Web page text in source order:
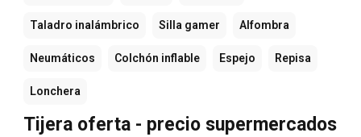
Taladro inalámbrico Silla gamer Alfombra
Neumáticos Colchón inflable Espejo Repisa
Lonchera
Tijera oferta - precio supermercados